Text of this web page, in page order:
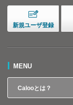
新規ユーザ登録
MENU
Calooとは？